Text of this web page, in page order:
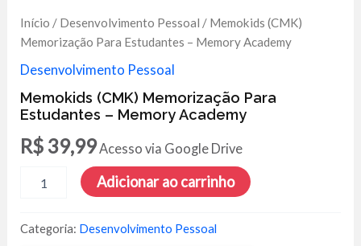
Início / Desenvolvimento Pessoal / Memokids (CMK)
Memorização Para Estudantes – Memory Academy
Desenvolvimento Pessoal
Memokids (CMK) Memorização Para
Estudantes – Memory Academy
R$ 39,99Acesso via Google Drive
(CMK)
Para
Estudantes
Adicionar ao carrinho
Categoria: Desenvolvimento Pessoal